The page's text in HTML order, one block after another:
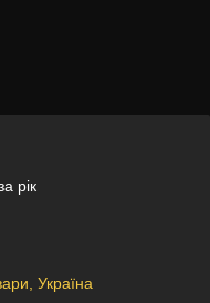
рік
Україна